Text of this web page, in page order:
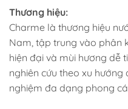
Thương hiệu:
Charme là thương hiệu
Nam, tập trung vào phân
hiện đại và mùi hương dễ
nghiên cứu theo xu
nghiệm đa dạng phong